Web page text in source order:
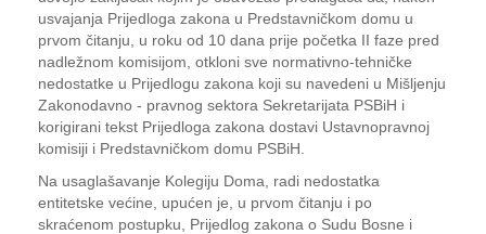
usvajanja Prijedloga zakona u Predstavničkom domu u
prvom čitanju, u roku od 10 dana prije početka II faze pred
nadležnom komisijom, otkloni sve normativno-tehničke
nedostatke u Prijedlogu zakona koji su navedeni u Mišljenju
Zakonodavno - pravnog sektora Sekretarijata PSBiH i
korigirani tekst Prijedloga zakona dostavi Ustavnopravnoj
komisiji i Predstavničkom domu PSBiH.
Na usaglašavanje Kolegiju Doma, radi nedostatka
entitetske većine, upućen je, u prvom čitanju i po
skraćenom postupku, Prijedlog zakona o Sudu Bosne i